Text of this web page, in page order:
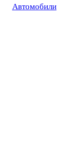
Автомобили